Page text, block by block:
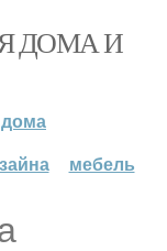
ДОМА И
мебель